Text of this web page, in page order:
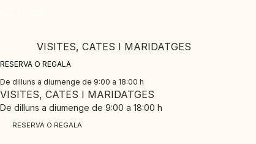
VISITES, CATES I MARIDATGES
RESERVA O REGALA
De dilluns a diumenge de 9:00 a 18:00 h
VISITES, CATES I MARIDATGES
De dilluns a diumenge de 9:00 a 18:00 h
RESERVA O REGALA